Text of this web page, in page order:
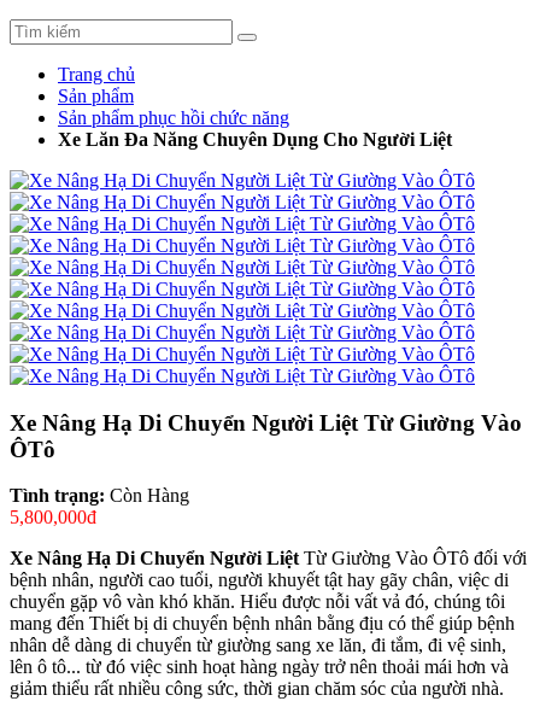
Trang chủ
Sản phẩm
Sản phẩm phục hồi chức năng
Xe Lăn Đa Năng Chuyên Dụng Cho Người Liệt
Xe Nâng Hạ Di Chuyển Người Liệt Từ Giường Vào
ÔTô
Tình trạng: Còn Hàng
5,800,000đ
Xe Nâng Hạ Di Chuyển Người LiệtTừ Giường Vào ÔTô đối với
bệnh nhân, người cao tuổi, người khuyết tật hay gãy chân, việc di
chuyển gặp vô vàn khó khăn. Hiểu được nỗi vất vả đó, chúng tôi
mang đến Thiết bị di chuyển bệnh nhân bằng địu có thể giúp bệnh
nhân dễ dàng di chuyển từ giường sang xe lăn, đi tắm, đi vệ sinh,
lên ô tô... từ đó việc sinh hoạt hàng ngày trở nên thoải mái hơn và
giảm thiểu rất nhiều công sức, thời gian chăm sóc của người nhà.